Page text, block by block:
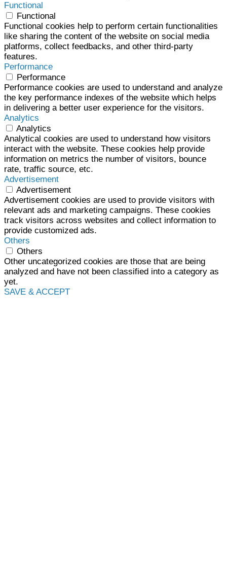
Functional
Functional
Functional cookies help to perform certain functionalities
like sharing the content of the website on social media
platforms, collect feedbacks, and other third-party
features.
Performance
Performance
Performance cookies are used to understand and analyze
the key performance indexes of the website which helps
in delivering a better user experience for the visitors.
Analytics
Analytics
Analytical cookies are used to understand how visitors
interact with the website. These cookies help provide
information on metrics the number of visitors, bounce
rate, traffic source, etc.
Advertisement
Advertisement
Advertisement cookies are used to provide visitors with
relevant ads and marketing campaigns. These cookies
track visitors across websites and collect information to
provide customized ads.
Others
Others
Other uncategorized cookies are those that are being
analyzed and have not been classified into a category as
yet.
SAVE & ACCEPT